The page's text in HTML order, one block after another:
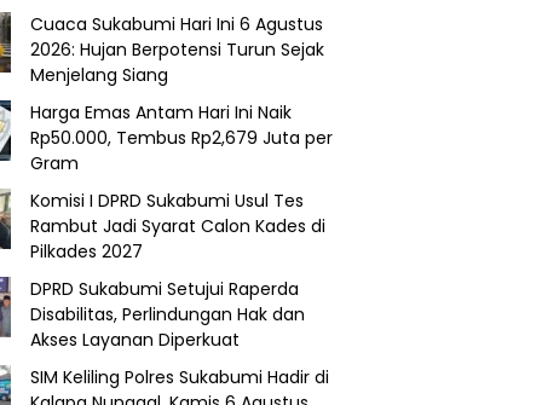
Cuaca Sukabumi Hari Ini 6 Agustus
2026: Hujan Berpotensi Turun Sejak
Menjelang Siang
Harga Emas Antam Hari Ini Naik
Rp50.000, Tembus Rp2,679 Juta per
Gram
Komisi I DPRD Sukabumi Usul Tes
Rambut Jadi Syarat Calon Kades di
Pilkades 2027
DPRD Sukabumi Setujui Raperda
Disabilitas, Perlindungan Hak dan
Akses Layanan Diperkuat
SIM Keliling Polres Sukabumi Hadir di